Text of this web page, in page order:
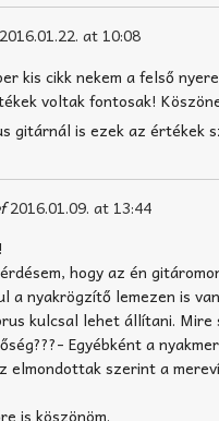
2016.01.22. at 10:08
kis cikk nekem a felső
voltak fontosak!
gitárnál is ezek az értékek
2016.01.09. at 13:44
hogy az én
a nyakrögzítő lemezen is
kulcsal lehet állítani. Mire
Egyébként a
elmondottak szerint a
is köszönöm.